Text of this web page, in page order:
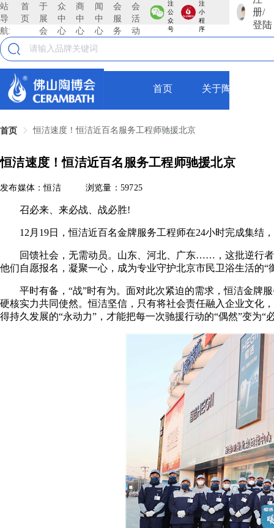
站
导
航:
首
页
于
展
会
众
中
心
商
中
心
闻
中
心
会
服
务
会
活
动
注
公
众
号
注
小
程
序
册/
登陆
首页 关于陶博会
首页 恒洁速度！恒洁近百名服务工程师驰援北京
恒洁速度！恒洁近百名服务工程师驰援北京
发布媒体：恒洁 浏览量：59725
召必来、来必战、战必胜!
12月19日，恒洁近百名金牌服务工程师在24小时完成集结
回馈社会，无需动员。山东、河北、广东……，这批逆行者
他们自愿报名，凝聚一心，成为专业守护北京市民卫浴生活的“
平时有备，“战”时有为。面对此次紧迫的需求，恒洁金牌服
硬核实力共同使然。恒洁坚信，只有将社会责任融入企业文化
得持久发展的“永动力”，才能把每一次驰援行动的“偶然”变为“